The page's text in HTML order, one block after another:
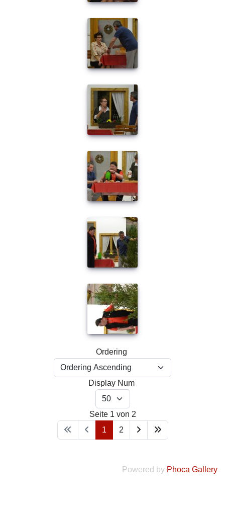
Ordering
Display Num
Seite 1 von 2
1
2
Powered by Phoca Gallery